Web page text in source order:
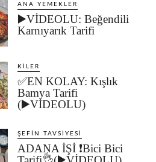
ANA YEMEKLER
▶️VİDEOLU: Beğendili
Karnıyarık Tarifi
KILER
✅EN KOLAY: Kışlık
Bamya Tarifi
(▶️VİDEOLU)
ŞEFIN TAVSIYESI
ADANA İŞİ ❗Bici Bici